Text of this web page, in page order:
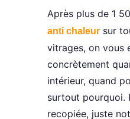
Après plus de 1
anti chaleur sur
vitrages, on vous
concrètement
intérieur, quand
surtout pourquoi.
recopiée, juste